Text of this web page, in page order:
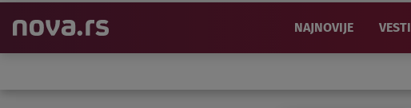
NAJNOVIJE VESTI